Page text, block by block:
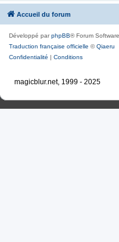
Accueil du forum
Développé parphpBB® Forum
Traduction française officielle ©Qiaeru
Confidentialité | Conditions
magicblur.net, 1999 - 2025